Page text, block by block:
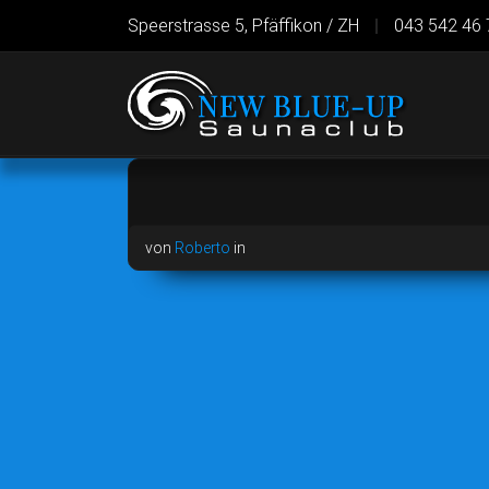
Speerstrasse 5, Pfäffikon / ZH | 043 542 46
von Roberto in